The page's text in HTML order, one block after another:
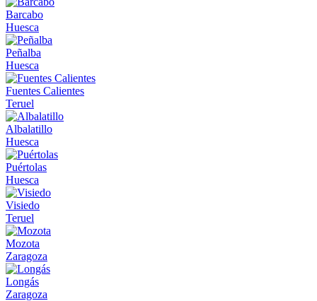
Barcabo
Huesca
Peñalba
Huesca
Fuentes Calientes
Teruel
Albalatillo
Huesca
Puértolas
Huesca
Visiedo
Teruel
Mozota
Zaragoza
Longás
Zaragoza